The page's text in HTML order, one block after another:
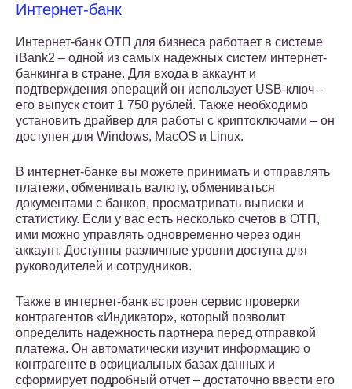
Интернет-банк
Интернет-банк ОТП для бизнеса работает в системе
iBank2 – одной из самых надежных систем интернет-
банкинга в стране. Для входа в аккаунт и
подтверждения операций он использует USB-ключ –
его выпуск стоит 1 750 рублей. Также необходимо
установить драйвер для работы с криптоключами – он
доступен для Windows, MacOS и Linux.
В интернет-банке вы можете принимать и отправлять
платежи, обменивать валюту, обмениваться
документами с банков, просматривать выписки и
статистику. Если у вас есть несколько счетов в ОТП,
ими можно управлять одновременно через один
аккаунт. Доступны различные уровни доступа для
руководителей и сотрудников.
Также в интернет-банк встроен сервис проверки
контрагентов «Индикатор», который позволит
определить надежность партнера перед отправкой
платежа. Он автоматически изучит информацию о
контрагенте в официальных базах данных и
сформирует подробный отчет – достаточно ввести его